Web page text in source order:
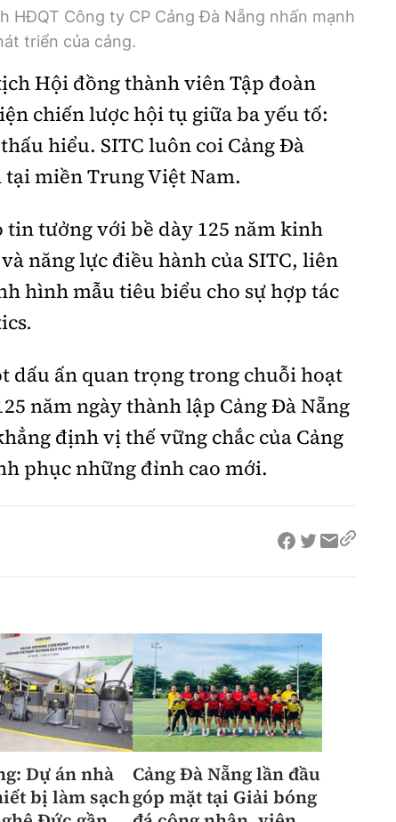
HĐQT Công ty CP Cảng Đà Nẵng nhấn mạnh
triển của cảng.
Hội đồng thành viên Tập đoàn
chiến lược hội tụ giữa ba yếu tố:
hiểu. SITC luôn coi Cảng Đà
miền Trung Việt Nam.
tin tưởng với bề dày 125 năm kinh
năng lực điều hành của SITC, liên
hình mẫu tiêu biểu cho sự hợp tác
.
dấu ấn quan trọng trong chuỗi hoạt
năm ngày thành lập Cảng Đà Nẵng
định vị thế vững chắc của Cảng
phục những đỉnh cao mới.
Dự án nhà
bị làm sạch
Cảng Đà Nẵng lần đầu
góp mặt tại Giải bóng